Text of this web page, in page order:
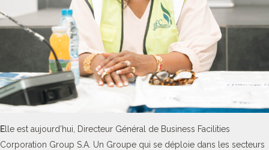
E lle est aujourd’hui, Directeur Général de Business Facilities
Corporation Group S.A. Un Groupe qui se déploie dans les secteurs